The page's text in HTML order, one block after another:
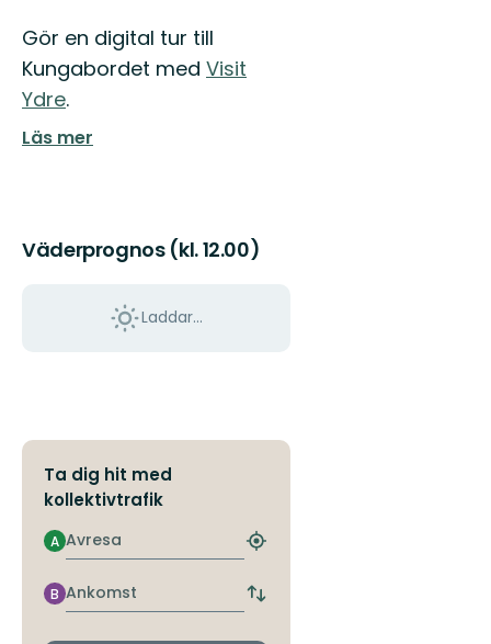
Gör en digital tur till
Kungabordet med Visit
Ydre.
Läs mer
Väderprognos (kl. 12.00)
Laddar...
Ta dig hit med
kollektivtrafik
Avresa
A
Hitta
hållplats
Ankomst
B
Byt